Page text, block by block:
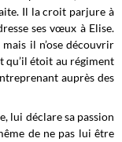
Il la croit parjure à
ses vœux à Elise.
il n’ose découvrir
qu’il étoit au régiment
auprès des
lui déclare sa passion
de ne pas lui être